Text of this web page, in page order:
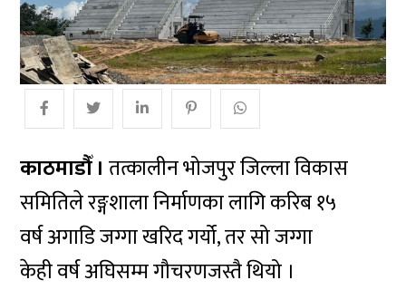
काठमाडौँ । तत्कालीन भोजपुर जिल्ला विकास
समितिले रङ्गशाला निर्माणका लागि करिब १५
वर्ष अगाडि जग्गा खरिद गर्यो, तर सो जग्गा
केही वर्ष अघिसम्म गौचरणजस्तै थियो ।